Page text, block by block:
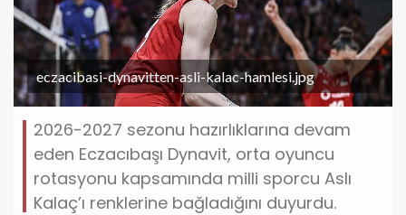
eczacibasi-dynavitten-asli-kalac-hamlesi.jpg
2026-2027 sezonu hazırlıklarına devam
eden Eczacıbaşı Dynavit, orta oyuncu
rotasyonu kapsamında milli sporcu Aslı
Kalaç’ı renklerine bağladığını duyurdu.